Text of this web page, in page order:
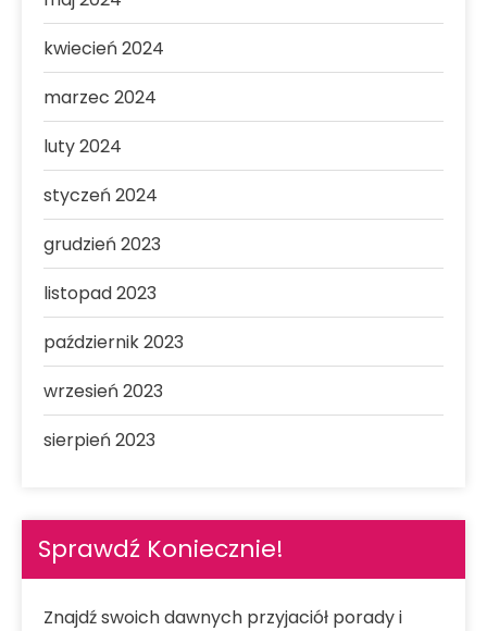
kwiecień 2024
marzec 2024
luty 2024
styczeń 2024
grudzień 2023
listopad 2023
październik 2023
wrzesień 2023
sierpień 2023
Sprawdź Koniecznie!
Znajdź swoich dawnych przyjaciół porady i